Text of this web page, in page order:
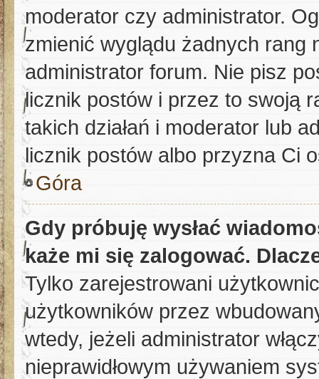
moderator czy administrator.
zmienić wyglądu żadnych rang
administrator forum. Nie pisz
licznik postów i przez to swoją
takich działań i moderator lub
licznik postów albo przyzna Ci
Góra
Gdy próbuję wysłać
każe mi się zalogować.
Tylko zarejestrowani
użytkowników przez
wtedy, jeżeli administrator
nieprawidłowym używaniem